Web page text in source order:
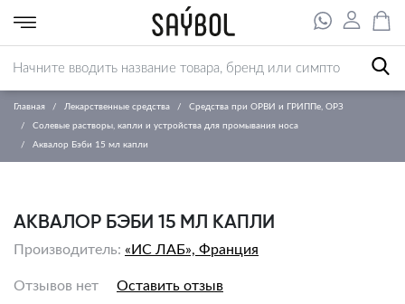
Главная Лекарственные средства Средства при ОРВИ и ГРИППе, ОРЗ
Солевые растворы, капли и устройства для промывания носа
Аквалор Бэби 15 мл капли
АКВАЛОР БЭБИ 15 МЛ КАПЛИ
Производитель: «ИС ЛАБ», Франция
Отзывов нет Оставить отзыв